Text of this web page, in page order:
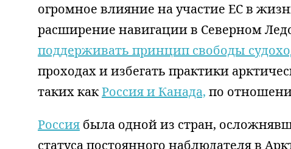
огромное влияние на участие ЕС в
расширение навигации в Северном
поддерживать принцип свободы
проходах и избегать практики
таких какРоссия и Канада, по
Россия была одной из стран,
статуса постоянного наблюдателя в